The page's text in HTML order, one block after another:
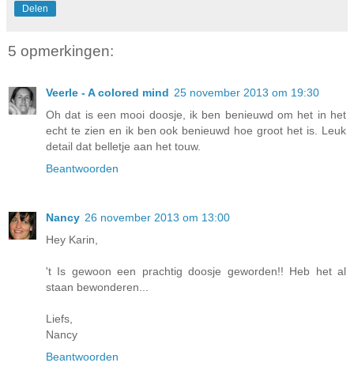
Delen
5 opmerkingen:
Veerle - A colored mind 25 november 2013 om 19:30
Oh dat is een mooi doosje, ik ben benieuwd om het in het
echt te zien en ik ben ook benieuwd hoe groot het is. Leuk
detail dat belletje aan het touw.
Beantwoorden
Nancy 26 november 2013 om 13:00
Hey Karin,
't Is gewoon een prachtig doosje geworden!! Heb het al
staan bewonderen...
Liefs,
Nancy
Beantwoorden